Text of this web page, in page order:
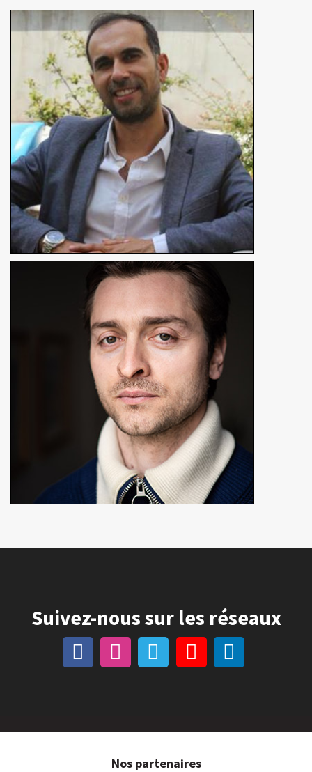
Farid Afiri
Réalisateur
En détails
Simon Larvaron
Réalisateur, producteur, comédien
En détails
Suivez-nous sur les réseaux
Nos partenaires